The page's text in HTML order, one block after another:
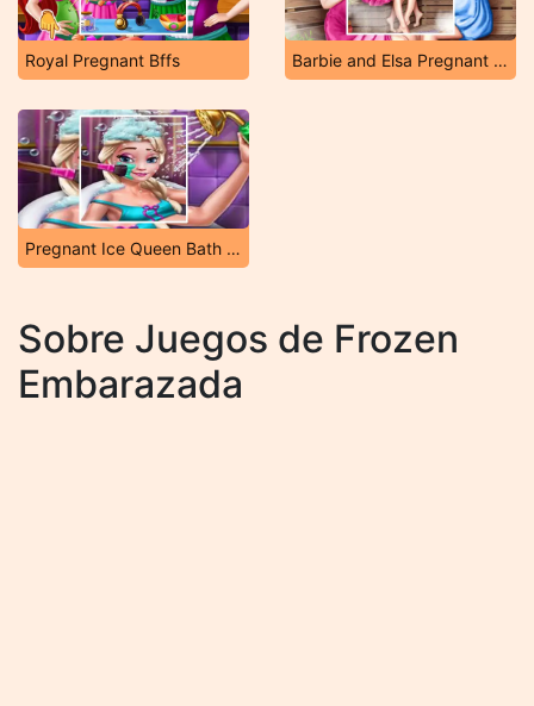
Royal Pregnant Bffs Barbie and Elsa Pregnant Sauna
Pregnant Ice Queen Bath Care
Sobre Juegos de Frozen
Embarazada